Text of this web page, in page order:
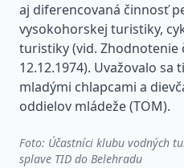
aj diferencovaná činnosť
vysokohorskej turistiky,
turistiky (vid. Zhodnotenie
12.12.1974). Uvažovalo sa
mladými chlapcami a
oddielov mládeže (TOM).
Foto: Účastníci klubu vodných
splave TID do Belehradu